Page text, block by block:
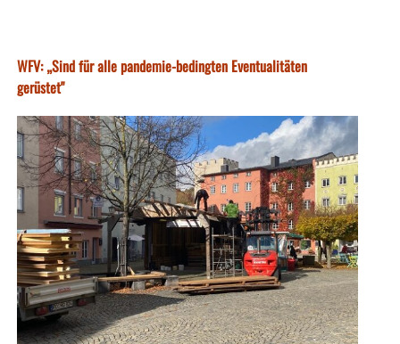
WFV: „Sind für alle pandemie-bedingten Eventualitäten
gerüstet"